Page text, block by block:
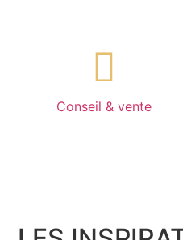
Conseil & vente